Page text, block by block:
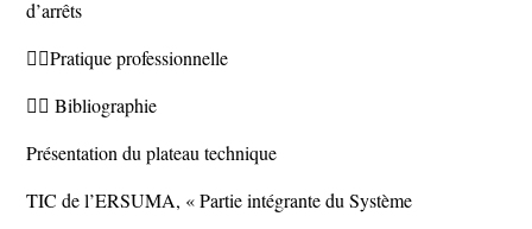
d’arrêts
Pratique professionnelle
 Bibliographie
Présentation du plateau technique
TIC de l’ERSUMA, « Partie intégrante du Système